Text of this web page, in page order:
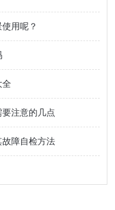
用呢？
全
注意的几点
障自检方法